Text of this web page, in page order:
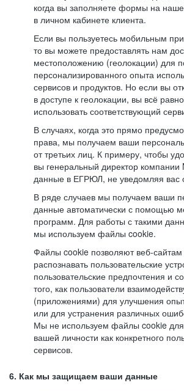
когда вы заполняете формы на
в личном кабинете клиента.
Если вы пользуетесь мобильным
то вы можете предоставлять нам
местоположению (геолокации) для
персонализированного опыта
сервисов и продуктов. Но если вы
в доступе к геолокации, вы всё
использовать соответствующий
В случаях, когда это прямо
права, мы получаем ваши
от третьих лиц. К примеру, чтобы
вы генеральный директор
данные в ЕГРЮЛ, не уведомляя вас
В ряде случаев мы получаем ваши
данные автоматически с помощью
программ. Для работы с такими
мы используем файлы cookie.
Файлы cookie позволяют веб-
распознавать пользовательские
пользовательские предпочтения и
того, как пользователи
(приложениями) для улучшения
или для устранения различных
Мы не используем файлы cookie для
вашей личности как конкретного
сервисов.
6. Как мы защищаем ваши данные